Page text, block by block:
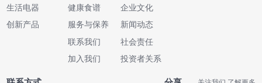
生活电器
创新产品
健康食谱
服务与保养
联系我们
加入我们
企业文化
新闻动态
社会责任
投资者关系